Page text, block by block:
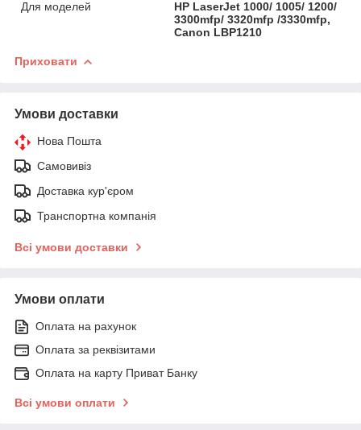
Для моделей
HP LaserJet 1000/ 1005/ 1200/
3300mfp/ 3320mfp /3330mfp,
Canon LBP1210
Приховати
Умови доставки
Нова Пошта
Самовивіз
Доставка кур'єром
Транспортна компанія
Всі умови доставки
Умови оплати
Оплата на рахунок
Оплата за реквізитами
Оплата на карту Приват Банку
Всі умови оплати